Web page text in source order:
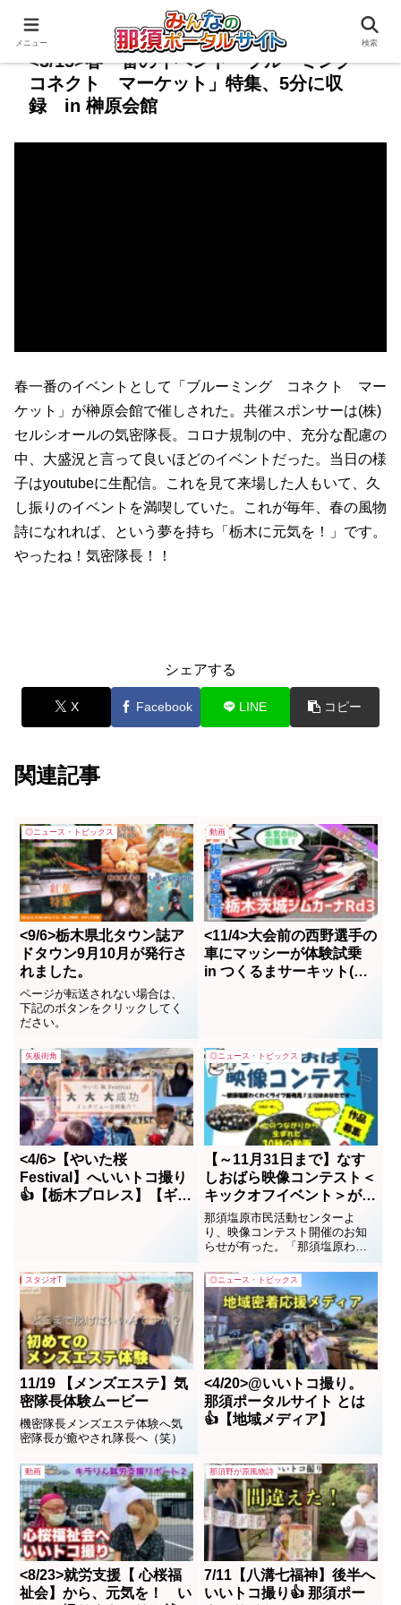
<3/15>春一番のイベント「ブルーミング
コネクト マーケット」特集、5分に収
録 in 榊原会館
春一番のイベントとして「ブルーミング コネクト マー
ケット」が榊原会館で催しされた。共催スポンサーは(株)
セルシオールの気密隊長。コロナ規制の中、充分な配慮の
中、大盛況と言って良いほどのイベントだった。当日の様
子はyoutubeに生配信。これを見て来場した人もいて、久
し振りのイベントを満喫していた。これが毎年、春の風物
詩になれれば、という夢を持ち「栃木に元気を！」です。
やったね！気密隊長！！
シェアする
X Facebook LINE コピー
関連記事
◎ニュース・トピックス
<9/6>栃木県北タウン誌ア
ドタウン9月10月が発行さ
れました。
ページが転送されない場合は、
下記のボタンをクリックしてく
ださい。
動画
<11/4>大会前の西野選手の
車にマッシーが体験試乗
in つくるまサーキット(那
矢板街角
<4/6>【やいた桜
Festival】へいいトコ撮り
👍【栃木プロレス】【ギュ
◎ニュース・トピックス
【～11月31日まで】なす
しおばら映像コンテスト＜
キックオフイベント＞が！
動画募集！！ 那須塩原市
民活動センター
那須塩原市民活動センターよ
り、映像コンテスト開催のお知
らせが有った。「那須塩原わく
たです」というキャッチコピー
に「人とのつながりから生まれ
た30秒の動画を応募してね！」
と呼びかけている。これを機
に、携帯片手に、自分の目で動
画撮影して編集してと新たな趣
味...
スタジオT
11/19 【メンズエステ】気
密隊長体験ムービー
機密隊長メンズエステ体験へ気
密隊長が癒やされ隊長へ（笑）
◎ニュース・トピックス
<4/20>@いいトコ撮り。
那須ポータルサイト とは
👍【地域メディア】
動画
<8/23>就労支援【 心桜福
祉会】から、元気を！ い
那須野が原風物詩
7/11【八溝七福神】後半へ
いいトコ撮り👍 那須ポー
メニュー 検索